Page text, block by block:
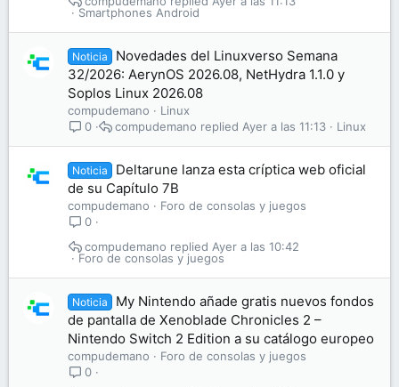
Smartphones Android
Noticia
Novedades del Linuxverso Semana
32/2026: AerynOS 2026.08, NetHydra 1.1.0 y
Soplos Linux 2026.08
compudemano
Linux
0
Linux
Ayer a las 11:13
compudemano
Noticia
Deltarune lanza esta críptica web oficial
de su Capítulo 7B
compudemano
Foro de consolas y juegos
0
Foro de consolas y juegos
Ayer a las 10:42
compudemano
Noticia
My Nintendo añade gratis nuevos fondos
de pantalla de Xenoblade Chronicles 2 –
Nintendo Switch 2 Edition a su catálogo europeo
compudemano
Foro de consolas y juegos
0